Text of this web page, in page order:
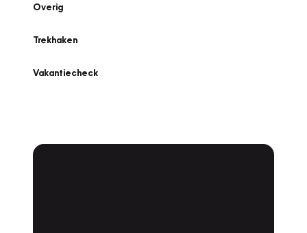
Overig
Trekhaken
Vakantiecheck